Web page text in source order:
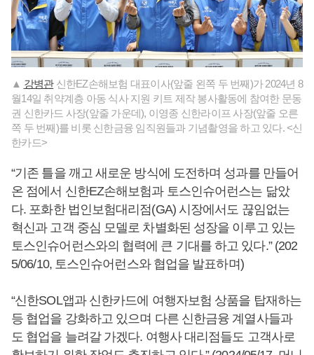
▲ 강병관신한EZ손해보험 대표이사(앞줄 왼쪽 두 번째)가 2024년 8
월14일 취약계층 아동 식사 지원 키트 제작 봉사활동에 참여한 문동
권 신한카드 사장(앞줄 가운데), 이영종 신한라이프 사장(앞줄 오른
쪽 두 번째)를 비롯 신한금융 임직원들과 기념촬영을 하고 있다. <신
한카드>
“기존 틀을 깨고 새로운 방식에 도전하며 성과를 만들어
온 점에서 신한EZ손해보험과 토스인슈어런스는 닮았
다. 포화한 법인보험대리점(GA) 시장에서도 끊임없는
혁신과 고객 중심 모델로 차별화된 성장을 이루고 있는
토스인슈어런스와의 협력에 큰 기대를 하고 있다.” (202
5/06/10, 토스인슈어런스와 협업을 발표하며)
“신한SOL앱과 신한카드에 여행자보험 상품을 탑재하는
등 협업을 강화하고 있으며 다른 신한금융 계열사들과
도 협업을 늘려갈 가겠다. 여행사 대리점들도 고객사로